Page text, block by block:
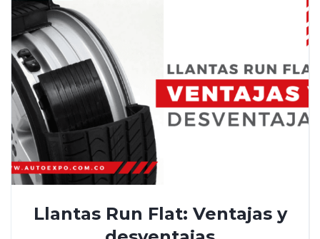
Llantas Run Flat: Ventajas y